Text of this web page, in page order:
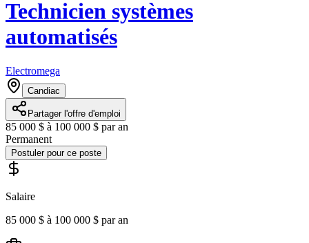
Technicien systèmes
automatisés
Electromega
Candiac
Partager l'offre d'emploi
85 000 $ à 100 000 $ par an
Permanent
Postuler pour ce poste
Salaire
85 000 $ à 100 000 $ par an